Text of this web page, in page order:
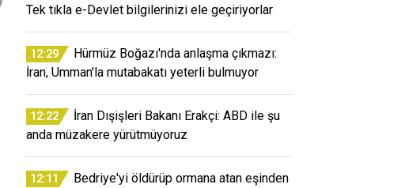
Tek tıkla e-Devlet bilgilerinizi ele geçiriyorlar
12:29
Hürmüz Boğazı'nda anlaşma çıkmazı:
İran, Umman'la mutabakatı yeterli bulmuyor
12:22
İran Dışişleri Bakanı Erakçi: ABD ile şu
anda müzakere yürütmüyoruz
12:11
Bedriye'yi öldürüp ormana atan eşinden